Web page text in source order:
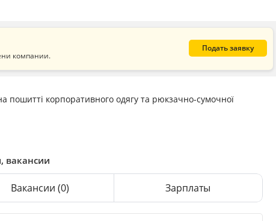
компании.
Подать заявку
пошитті корпоративного одягу та рюкзачно-сумочної
вакансии
Вакансии (0) Зарплаты